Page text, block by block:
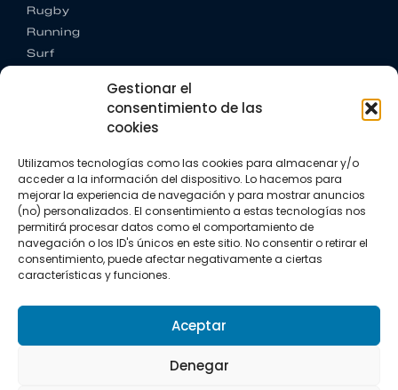
Gestionar el
consentimiento de las
cookies
Utilizamos tecnologías como las cookies para almacenar y/o
acceder a la información del dispositivo. Lo hacemos para
mejorar la experiencia de navegación y para mostrar anuncios
(no) personalizados. El consentimiento a estas tecnologías nos
permitirá procesar datos como el comportamiento de
navegación o los ID's únicos en este sitio. No consentir o retirar el
consentimiento, puede afectar negativamente a ciertas
características y funciones.
Aceptar
Denegar
Rugby
Running
Surf
CONTACTO
+34 662 342 177
info@vkssport.com
SÍGUENOS
Política de privacidad
Política de cookies